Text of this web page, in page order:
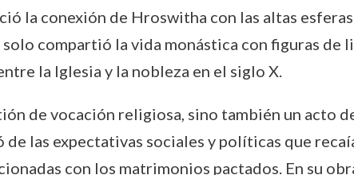
la conexión de Hroswitha con las altas
compartió la vida monástica con figuras de
la Iglesia y la nobleza en el siglo X.
de vocación religiosa, sino también un acto
las expectativas sociales y políticas que
con los matrimonios pactados. En su